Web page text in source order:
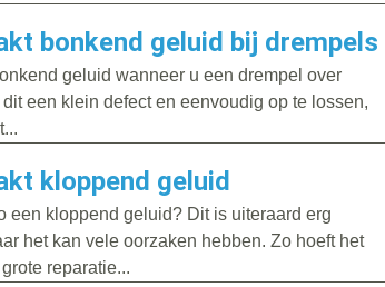
bonkend geluid bij drempels
geluid wanneer u een drempel over
een klein defect en eenvoudig op te lossen,
kloppend geluid
een kloppend geluid? Dit is uiteraard erg
het kan vele oorzaken hebben. Zo hoeft het
reparatie...